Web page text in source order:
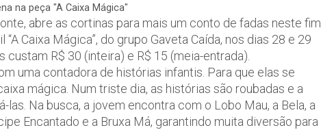
na peça "A Caixa Mágica"
abre as cortinas para mais um conto de fadas neste fim
Caixa Mágica”, do grupo Gaveta Caída, nos dias 28 e 29
R$ 30 (inteira) e R$ 15 (meia-entrada).
uma contadora de histórias infantis. Para que elas se
mágica. Num triste dia, as histórias são roubadas e a
Na busca, a jovem encontra com o Lobo Mau, a Bela, a
Encantado e a Bruxa Má, garantindo muita diversão para